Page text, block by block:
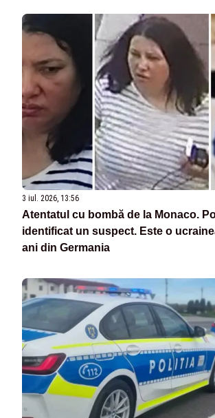
3 iul. 2026, 13:56
Atentatul cu bombă de la Monaco.
identificat un suspect. Este o
ani din Germania